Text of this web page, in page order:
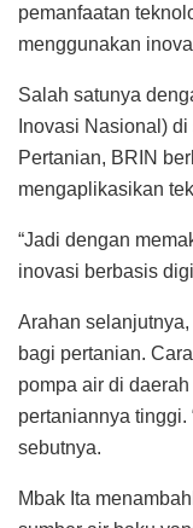
pemanfaatan
menggunakan
Salah satunya
Inovasi Nasional)
Pertanian, BRIN
mengaplikasikan
“Jadi dengan
inovasi berbasis
Arahan
bagi pertanian.
pompa air di
pertaniannya tinggi.
sebutnya.
Mbak Ita